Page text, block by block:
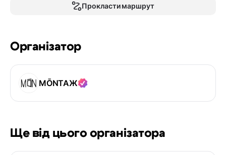
Прокласти маршрут
Організатор
MŌNТАЖ
Ще від цього організатора